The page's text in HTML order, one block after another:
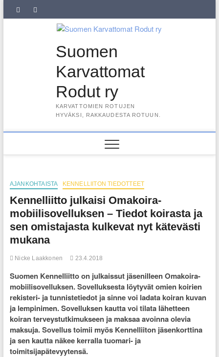
SuKaRo
Instagramisssa
kysytyt
meksikolaiset
perulaiset
jäsenrekisterin
Suomen
Karvattomat
Rodut ry
KARVATTOMIEN ROTUJEN
HYVÄKSI, RAKKAUDESTA ROTUUN.
AJANKOHTAISTA KENNELLIITON TIEDOTTEET
Kennelliitto julkaisi Omakoira-
mobiilisovelluksen – Tiedot koirasta ja
sen omistajasta kulkevat nyt kätevästi
mukana
Nicke Laakkonen 23.4.2018
Suomen Kennelliitto on julkaissut jäsenilleen Omakoira-
mobiilisovelluksen. Sovelluksesta löytyvät omien koirien
rekisteri- ja tunnistetiedot ja sinne voi ladata koiran kuvan
ja lempinimen. Sovelluksen kautta voi tilata lähetteen
koiran terveystutkimukseen ja maksaa avoinna olevia
maksuja. Sovellus toimii myös Kennelliiton jäsenkorttina
ja sen kautta näkee kerralla tuomari- ja
toimitsijapätevyytensä.